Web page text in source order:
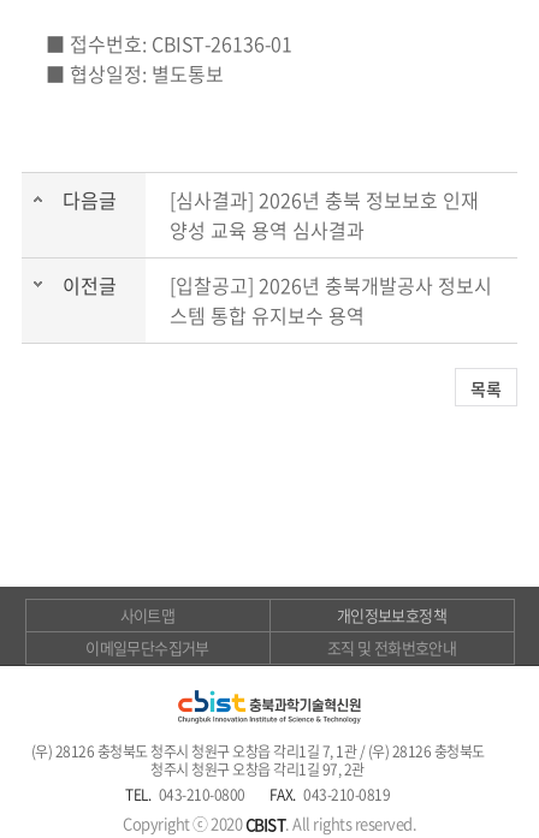
■ 접수번호: CBIST-26136-01
■ 협상일정: 별도통보
다음글
[심사결과] 2026년 충북 정보보호 인재
양성 교육 용역 심사결과
이전글
[입찰공고] 2026년 충북개발공사 정보시
스템 통합 유지보수 용역
목록
사이트맵
개인정보보호정책
이메일무단수집거부
조직 및 전화번호안내
(우) 28126 충청북도 청주시 청원구 오창읍 각리1길 7, 1관 / (우) 28126 충청북도
청주시 청원구 오창읍 각리1길 97, 2관
TEL. 043-210-0800 FAX. 043-210-0819
Copyright ⓒ 2020CBIST. All rights reserved.